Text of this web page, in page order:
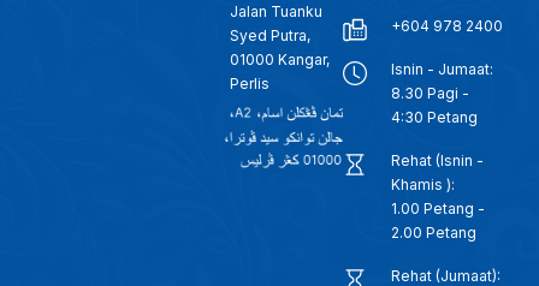
Jalan Tuanku
Syed Putra,
01000 Kangar,
Perlis
+604 978 2400
Isnin - Jumaat:
8.30 Pagi -
4:30 Petang
Rehat (Isnin -
Khamis ):
1.00 Petang -
2.00 Petang
Rehat (Jumaat):